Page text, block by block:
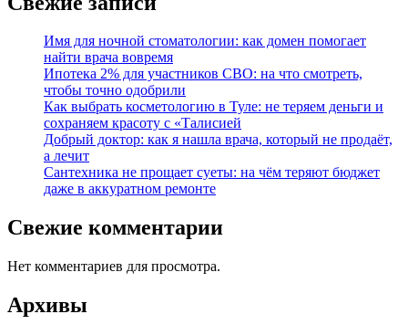
Имя для ночной стоматологии: как домен помогает
найти врача вовремя
Ипотека 2% для участников СВО: на что смотреть,
чтобы точно одобрили
Как выбрать косметологию в Туле: не теряем деньги и
сохраняем красоту с «Талисией
Добрый доктор: как я нашла врача, который не продаёт,
а лечит
Сантехника не прощает суеты: на чём теряют бюджет
даже в аккуратном ремонте
Свежие комментарии
Нет комментариев для просмотра.
Архивы